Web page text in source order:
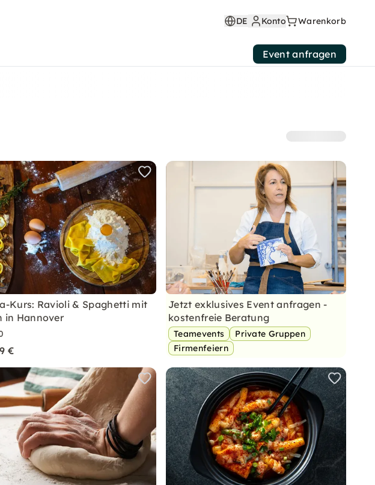
Kurs: Ravioli & Spaghetti mit
in Hannover
€
Jetzt exklusives Event anfragen -
kostenfreie Beratung
Teamevents
Private Gruppen
Firmenfeiern
DE Konto Warenkorb
Event anfragen